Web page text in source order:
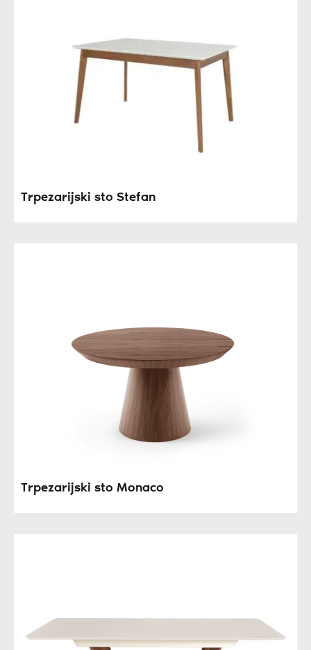
Trpezarijski sto Stefan
Trpezarijski sto Monaco